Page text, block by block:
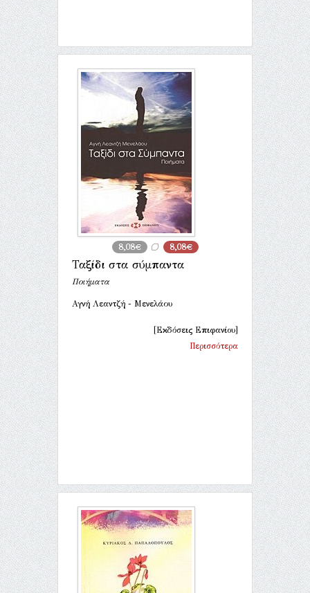
8,08€ 8,08€
Ταξίδι στα σύμπαντα
Ποιήματα
Αγνή Λεαντζή - Μενελάου
[Εκδόσεις Επιφανίου]
Περισσότερα